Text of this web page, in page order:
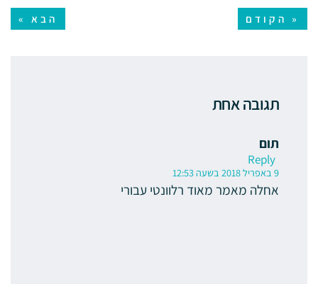
« הקודם הבא »
תגובה אחת
תום
Reply
אחלה מאמר מאוד רלוונטי עבורי